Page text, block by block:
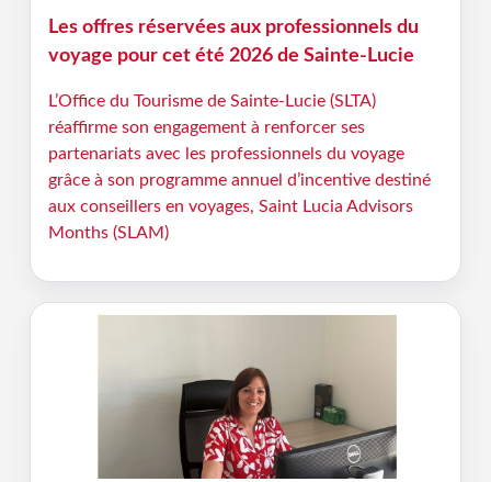
Les offres réservées aux professionnels du
voyage pour cet été 2026 de Sainte-Lucie
L’Office du Tourisme de Sainte-Lucie (SLTA)
réaffirme son engagement à renforcer ses
partenariats avec les professionnels du voyage
grâce à son programme annuel d’incentive destiné
aux conseillers en voyages, Saint Lucia Advisors
Months (SLAM)